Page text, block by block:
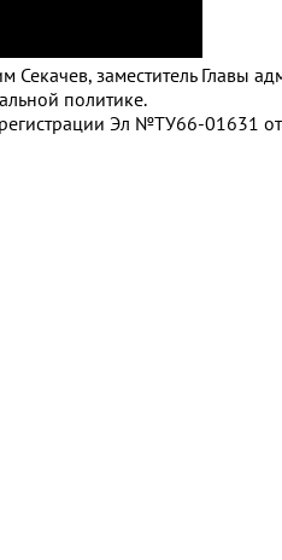
заместитель Главы
политике.
Эл №ТУ66-01631